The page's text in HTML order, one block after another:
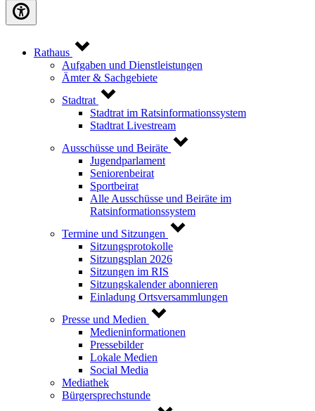
Rathaus
Aufgaben und Dienstleistungen
Ämter & Sachgebiete
Stadtrat
Stadtrat im Ratsinformationssystem
Stadtrat Livestream
Ausschüsse und Beiräte
Jugendparlament
Seniorenbeirat
Sportbeirat
Alle Ausschüsse und Beiräte im
Ratsinformationssystem
Termine und Sitzungen
Sitzungsprotokolle
Sitzungsplan 2026
Sitzungen im RIS
Sitzungskalender abonnieren
Einladung Ortsversammlungen
Presse und Medien
Medieninformationen
Pressebilder
Lokale Medien
Social Media
Mediathek
Bürgersprechstunde